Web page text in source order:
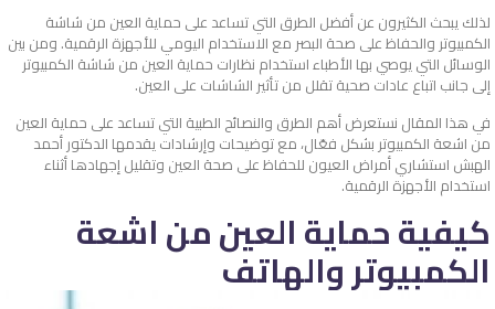
لذلك يبحث الكثيرون عن أفضل الطرق التي تساعد على حماية العين من شاشة
الكمبيوتر والحفاظ على صحة البصر مع الاستخدام اليومي للأجهزة الرقمية. ومن بين
الوسائل التي يوصي بها الأطباء استخدام نظارات حماية العين من شاشة الكمبيوتر
إلى جانب اتباع عادات صحية تقلل من تأثير الشاشات على العين.
في هذا المقال نستعرض أهم الطرق والنصائح الطبية التي تساعد على حماية العين
من اشعة الكمبيوتر بشكل فعّال، مع توضيحات وإرشادات يقدمها الدكتور أحمد
الهبش استشاري أمراض العيون للحفاظ على صحة العين وتقليل إجهادها أثناء
استخدام الأجهزة الرقمية.
كيفية حماية العين من اشعة
الكمبيوتر والهاتف